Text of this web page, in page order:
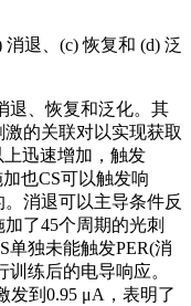
消退、(c) 恢复和 (d) 泛
退、恢复和泛化。其
的关联对以实现获取
迅速增加，触发
也CS可以触发响
消退可以主导条件反
了45个周期的光刺
单独未能触发PER(消
练后的电导响应。
发到0.95 μA，表明了